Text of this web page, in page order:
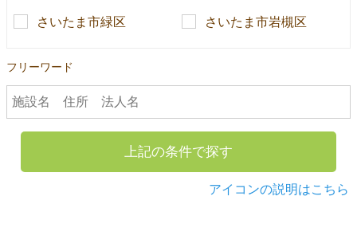
さいたま市緑区 さいたま市岩槻区
フリーワード
上記の条件で探す
アイコンの説明はこちら